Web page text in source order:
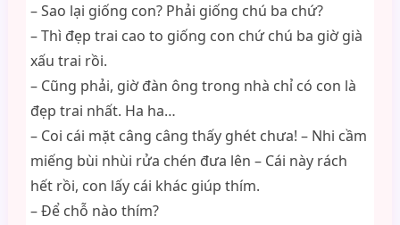
– Sao lại giống con? Phải giống chú ba chứ?
– Thì đẹp trai cao to giống con chứ chú ba giờ già
xấu trai rồi.
– Cũng phải, giờ đàn ông trong nhà chỉ có con là
đẹp trai nhất. Ha ha…
– Coi cái mặt câng câng thấy ghét chưa! – Nhi cầm
miếng bùi nhùi rửa chén đưa lên – Cái này rách
hết rồi, con lấy cái khác giúp thím.
– Để chỗ nào thím?